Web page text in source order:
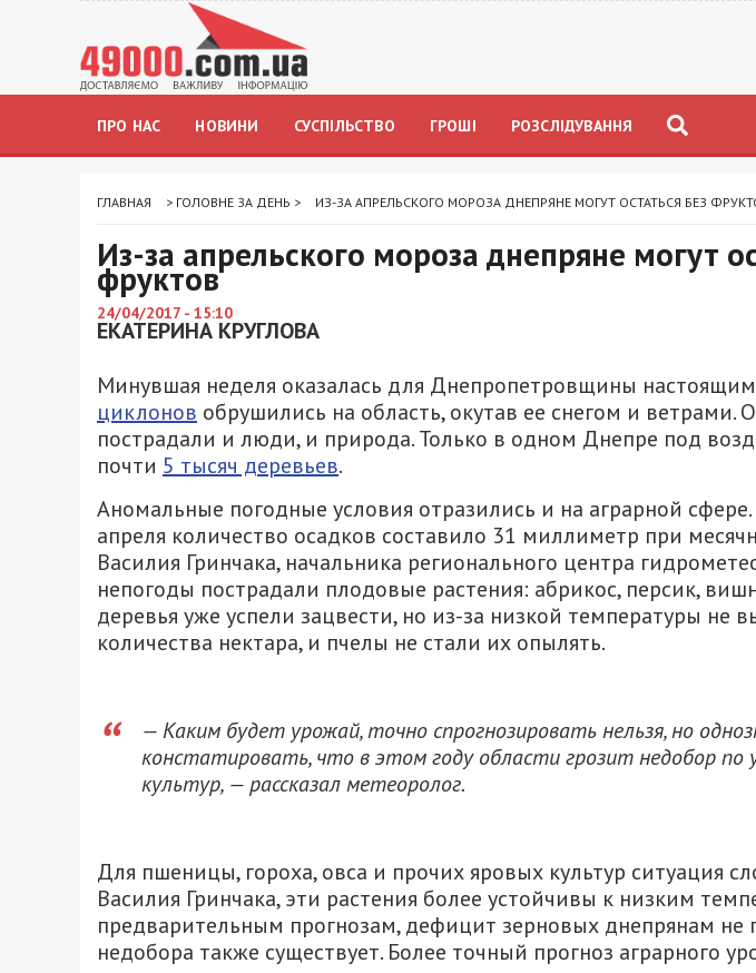
ПРО НАС НОВИНИ СУСПІЛЬСТВО ГРОШІ РОЗСЛІДУВАННЯ
ГЛАВНАЯ > ГОЛОВНЕ ЗА ДЕНЬ > ИЗ-ЗА АПРЕЛЬСКОГО МОРОЗА ДНЕПРЯНЕ МОГУТ ОСТАТЬСЯ БЕЗ
Из-за апрельского мороза днепряне могут
фруктов
24/04/2017 - 15:10
ЕКАТЕРИНА КРУГЛОВА
Минувшая неделя оказалась для Днепропетровщины
циклонов обрушились на область, окутав ее снегом и ветрами.
пострадали и люди, и природа. Только в одном Днепре под
почти 5 тысяч деревьев.
Аномальные погодные условия отразились и на аграрной сфере.
апреля количество осадков составило 31 миллиметр при
Василия Гринчака, начальника регионального центра
непогоды пострадали плодовые растения: абрикос, персик,
деревья уже успели зацвести, но из-за низкой температуры не
количества нектара, и пчелы не стали их опылять.
— Каким будет урожай, точно спрогнозировать нельзя, но
констатировать, что в этом году области грозит недобор по
культур, — рассказал метеоролог.
Для пшеницы, гороха, овса и прочих яровых культур ситуация
Василия Гринчака, эти растения более устойчивы к низким
предварительным прогнозам, дефицит зерновых днепрянам не
недобора также существует. Более точный прогноз аграрного